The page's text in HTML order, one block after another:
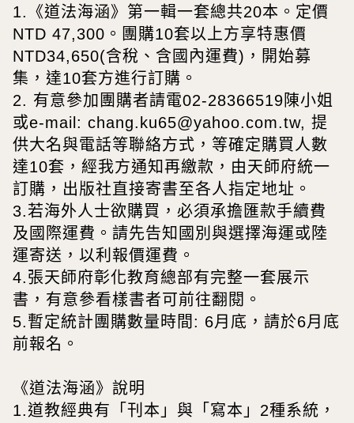
1.《道法海涵》第一輯一套總共20本。定價
NTD 47,300。團購10套以上方享特惠價
NTD34,650(含稅、含國內運費)，開始募
集，達10套方進行訂購。
2. 有意參加團購者請電02-28366519陳小姐
或e-mail: chang.ku65@yahoo.com.tw, 提
供大名與電話等聯絡方式，等確定購買人數
達10套，經我方通知再繳款，由天師府統一
訂購，出版社直接寄書至各人指定地址。
3.若海外人士欲購買，必須承擔匯款手續費
及國際運費。請先告知國別與選擇海運或陸
運寄送，以利報價運費。
4.張天師府彰化教育總部有完整一套展示
書，有意參看樣書者可前往翻閱。
5.暫定統計團購數量時間: 6月底，請於6月底
前報名。
《道法海涵》說明
1.道教經典有「刊本」與「寫本」2種系統，